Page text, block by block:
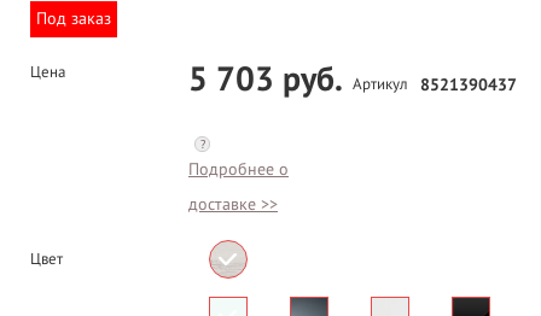
Под заказ
Цена 5 703 руб.
?
Подробнее о
доставке >>
Артикул 8521390437
Цвет